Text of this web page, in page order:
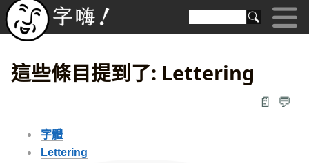
這些條目提到了: Lettering
📄 💬
字體
Lettering